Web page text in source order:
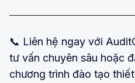
📞 Liên hệ ngay với
tư vấn chuyên sâu hoặc
chương trình đào tạo